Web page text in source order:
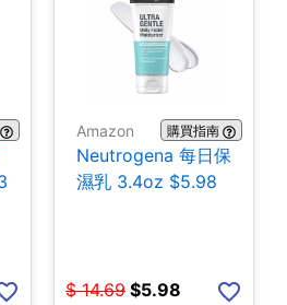
Amazon 購買指南
Neutrogena 每日保
濕乳 3.4oz $5.98
$ 14.69 $5.98